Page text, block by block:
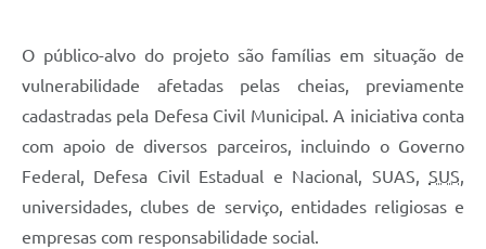
O público-alvo do projeto são famílias em situação de
vulnerabilidade afetadas pelas cheias, previamente
cadastradas pela Defesa Civil Municipal. A iniciativa conta
com apoio de diversos parceiros, incluindo o Governo
Federal, Defesa Civil Estadual e Nacional, SUAS, SUS,
universidades, clubes de serviço, entidades religiosas e
empresas com responsabilidade social.